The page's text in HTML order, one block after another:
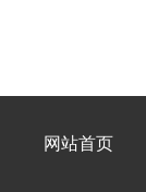
网站首页